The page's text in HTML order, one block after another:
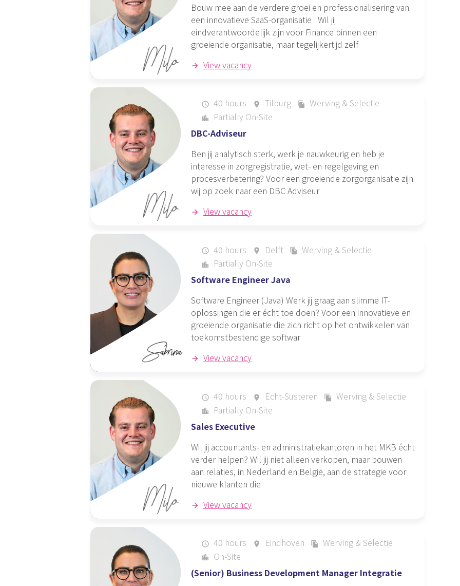
Bouw mee aan de verdere groei en professionalisering van
een innovatieve SaaS-organisatie Wil jij
eindverantwoordelijk zijn voor Finance binnen een
groeiende organisatie, maar tegelijkertijd zelf
View vacancy
schedule 40 hours place Tilburg file_copy Werving & Selectie
location_city
Partially On-Site
DBC-Adviseur
Ben jij analytisch sterk, werk je nauwkeurig en heb je
interesse in zorgregistratie, wet- en regelgeving en
procesverbetering? Voor een groeiende zorgorganisatie zijn
wij op zoek naar een DBC Adviseur
View vacancy
schedule 40 hours place Delft file_copy Werving & Selectie
location_city
Partially On-Site
Software Engineer Java
Software Engineer (Java) Werk jij graag aan slimme IT-
oplossingen die er écht toe doen? Voor een innovatieve en
groeiende organisatie die zich richt op het ontwikkelen van
toekomstbestendige softwar
View vacancy
schedule 40 hours place Echt-Susteren file_copy Werving & Selectie
location_city
Partially On-Site
Sales Executive
Wil jij accountants- en administratiekantoren in het MKB écht
verder helpen? Wil jij niet alleen verkopen, maar bouwen
aan relaties, in Nederland en België, aan de strategie voor
nieuwe klanten die
View vacancy
schedule 40 hours place Eindhoven file_copy Werving & Selectie
location_city
On-Site
(Senior) Business Development Manager Integratie